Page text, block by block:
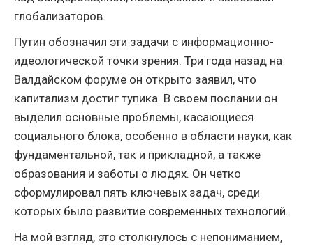
глобализаторов.
Путин обозначил эти задачи с информационно-
идеологической точки зрения. Три года назад на
Валдайском форуме он открыто заявил, что
капитализм достиг тупика. В своем послании он
выделил основные проблемы, касающиеся
социального блока, особенно в области науки, как
фундаментальной, так и прикладной, а также
образования и заботы о людях. Он четко
сформулировал пять ключевых задач, среди
которых было развитие современных технологий.
На мой взгляд, это столкнулось с непониманием,